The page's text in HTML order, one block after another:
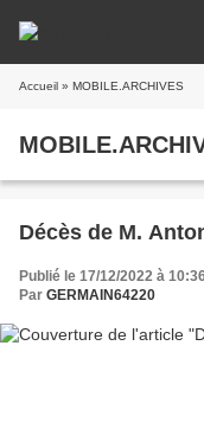
Accueil » MOBILE.ARCHIVES
Décès de M.
Publié le 17/12/2022 à
Par GERMAIN64220